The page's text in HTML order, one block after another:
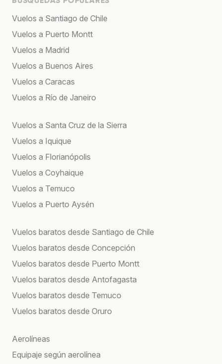
Vuelos a Santiago de Chile
Vuelos a Puerto Montt
Vuelos a Madrid
Vuelos a Buenos Aires
Vuelos a Caracas
Vuelos a Río de Janeiro
Vuelos a Santa Cruz de la Sierra
Vuelos a Iquique
Vuelos a Florianópolis
Vuelos a Coyhaique
Vuelos a Temuco
Vuelos a Puerto Aysén
Vuelos baratos desde Santiago de Chile
Vuelos baratos desde Concepción
Vuelos baratos desde Puerto Montt
Vuelos baratos desde Antofagasta
Vuelos baratos desde Temuco
Vuelos baratos desde Oruro
Aerolíneas
Equipaje según aerolínea